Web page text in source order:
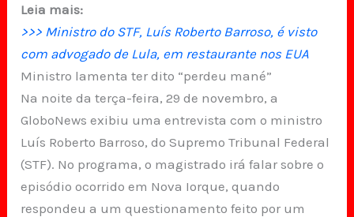
Leia mais:
>>> Ministro do STF, Luís Roberto Barroso, é visto
com advogado de Lula, em restaurante nos EUA
Ministro lamenta ter dito “perdeu mané”
Na noite da terça-feira, 29 de novembro, a
GloboNews exibiu uma entrevista com o ministro
Luís Roberto Barroso, do Supremo Tribunal Federal
(STF). No programa, o magistrado irá falar sobre o
episódio ocorrido em Nova Iorque, quando
respondeu a um questionamento feito por um